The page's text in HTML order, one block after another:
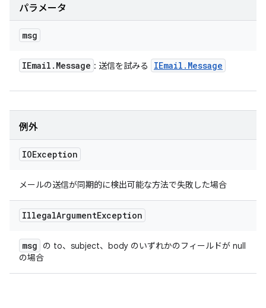
パラメータ
msg
IEmail . Message : 送信を試みる IEmail . Message
例外
IOException
メールの送信が同期的に検出可能な方法で失敗した場合
IllegalArgumentException
msg
の to、subject、body のいずれかのフィールドが null
の場合